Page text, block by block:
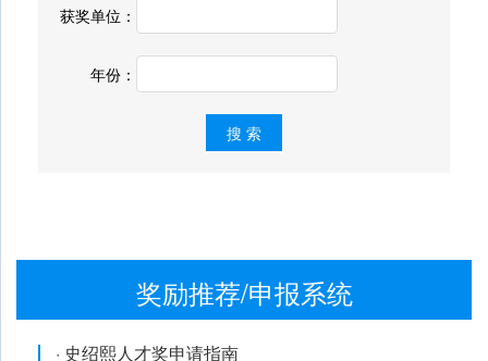
获奖单位：
年份：
搜 索
奖励推荐/申报系统
· 史绍熙人才奖申请指南